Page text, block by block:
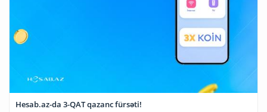
Hesab.az-da 3-QAT qazanc fürsəti!